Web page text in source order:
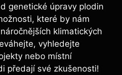
genetické úpravy plodin
které by nám
klimatických
vyhledejte
nebo místní
předají své zkušenosti!